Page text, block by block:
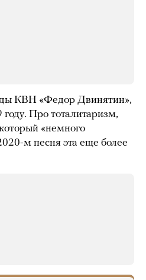
КВН «Федор Двинятин»,
Про тоталитаризм,
«немного
м песня эта еще более